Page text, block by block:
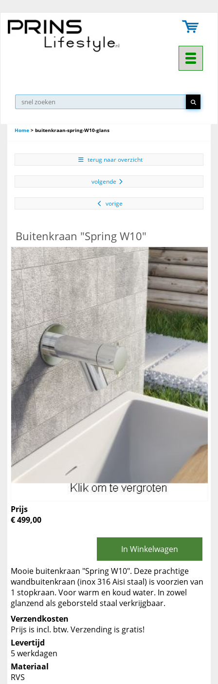
Toggle
Home > buitenkraan-spring-W10-glans
terug naar overzicht
volgende
vorige
Buitenkraan "Spring W10"
Prijs
€ 499,00
In Winkelwagen
Mooie buitenkraan "Spring W10". Deze prachtige
wandbuitenkraan (inox 316 Aisi staal) is voorzien van
1 stopkraan. Voor warm en koud water. In zowel
glanzend als geborsteld staal verkrijgbaar.
Verzendkosten
Prijs is incl. btw. Verzending is gratis!
Levertijd
5 werkdagen
Materiaal
RVS